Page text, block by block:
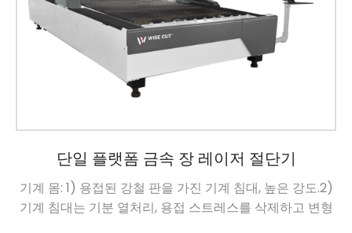
단일 플랫폼 금속 장 레이저 절단기
기계 몸: 1) 용접된 강철 판을 가진 기계 침대, 높은 강도.2)
기계 침대는 기분 열처리, 용접 스트레스를 삭제하고 변형